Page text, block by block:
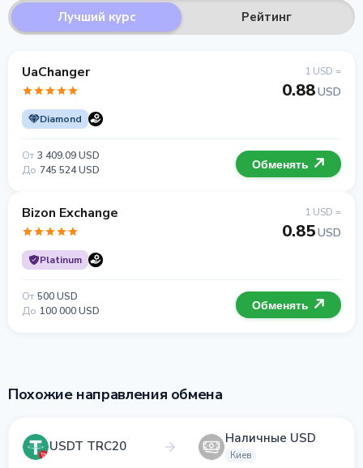
Лучший курс Рейтинг
UaChanger
Diamond
1 USD =
0.88USD
От 3 409.09 USD
До 745 524 USD Обменять
Bizon Exchange
Platinum
1 USD =
0.85USD
От 500 USD
До 100 000 USD Обменять
Похожие направления обмена
USDT TRC20 Наличные USD
Киев